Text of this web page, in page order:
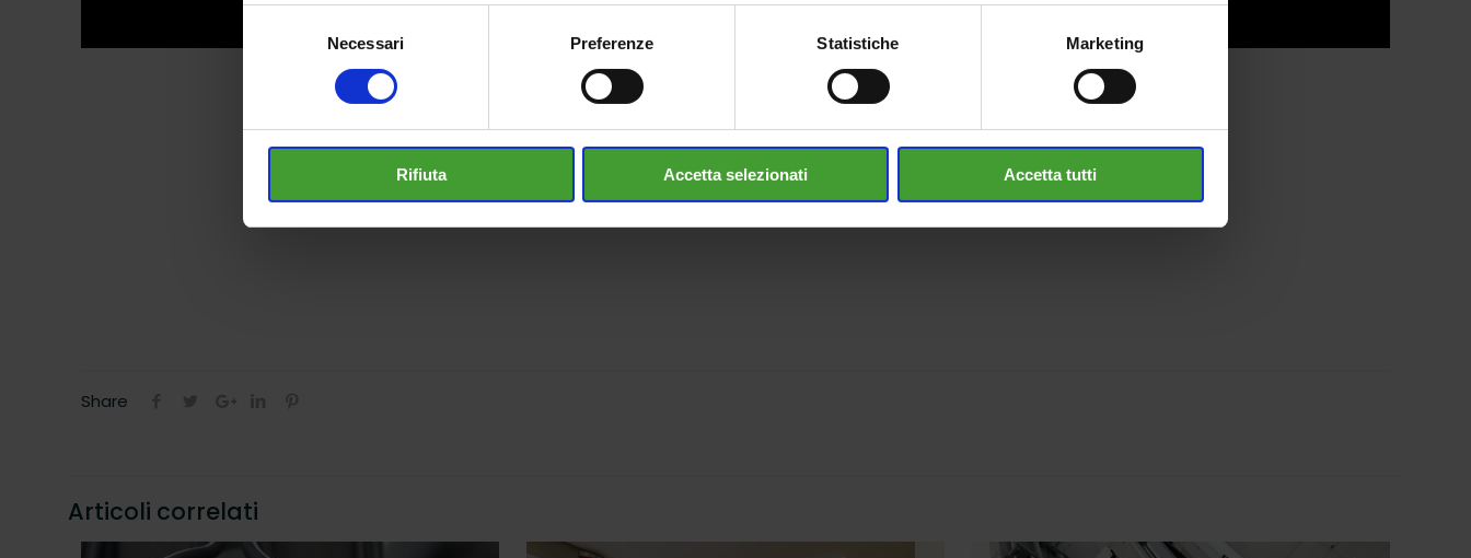
Necessari Preferenze Statistiche Marketing
Rifiuta Accetta selezionati Accetta tutti
Share
Articoli correlati